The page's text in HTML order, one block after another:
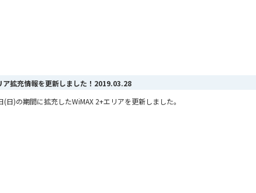
拡充情報を更新しました！ 2019.03.28
)の期間に拡充したWiMAX 2+エリアを更新しました。